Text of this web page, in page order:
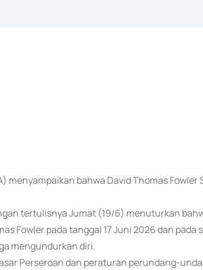
menyampaikan bahwa David Thomas Fowler
tertulisnya Jumat (19/6) menuturkan
Fowler pada tanggal 17 Juni 2026 dan pada
mengundurkan diri.
Perseroan dan peraturan perundang-